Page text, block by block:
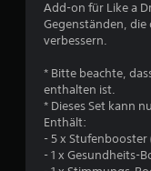
Add-on für Like a
Gegenständen,
verbessern.
* Bitte beachte,
enthalten ist.
* Dieses Set kann
Enthält:
- 5 x
- 1 x Gesundheits-